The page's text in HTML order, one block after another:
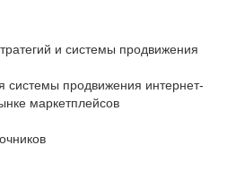
и системы продвижения
системы продвижения интернет-
маркетплейсов